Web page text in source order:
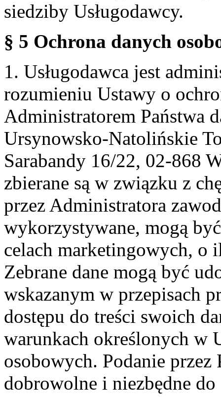
siedziby Usługodawcy.
§ 5 Ochrona danych
1. Usługodawca jest
rozumieniu Ustawy o
Administratorem Państwa
Ursynowsko-Natolińskie
Sarabandy 16/22, 02-868
zbierane są w związku z
przez Administratora
wykorzystywane, mogą
celach marketingowych, o
Zebrane dane mogą być
wskazanym w przepisach
dostępu do treści swoich
warunkach określonych w
osobowych. Podanie przez
dobrowolne i niezbędne